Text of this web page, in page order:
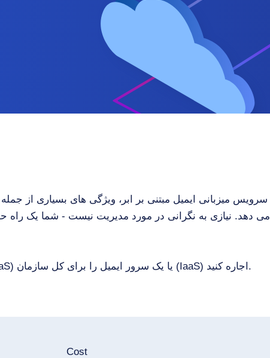
سرویس میزبانی ایمیل مبتنی بر ابر، ویژگی های بسیاری از
می دهد. نیازی به نگرانی در مورد مدیریت نیست - شما یک راه حل
بسته به وظایف خود ، می توانید صندوق پستی (SaaS) یا یک سرور ایمیل را برای کل سازمان (IaaS) اجاره کنید.
Cost